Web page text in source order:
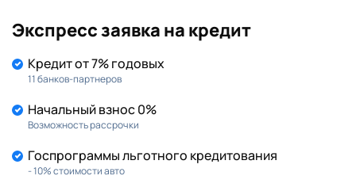
Экспресс заявка на кредит
Кредит от 7% годовых
11 банков-партнеров
Начальный взнос 0%
Возможность рассрочки
Госпрограммы льготного кредитования
- 10% стоимости авто